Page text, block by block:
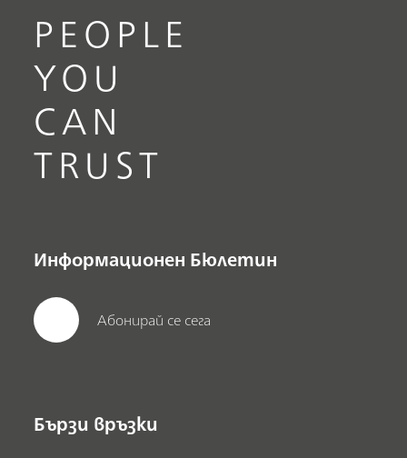
PEOPLE
YOU
CAN
TRUST
Информационен Бюлетин
Абонирай се сега
Бързи връзки